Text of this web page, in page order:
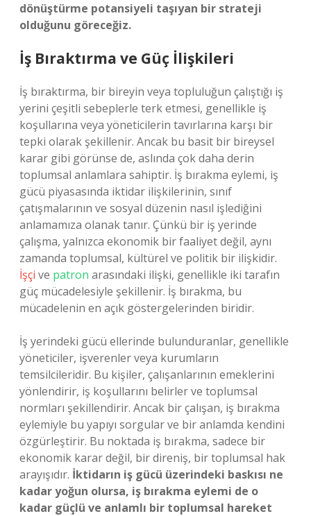
dönüştürme potansiyeli taşıyan bir strateji
olduğunu göreceğiz.
İş Bıraktırma ve Güç İlişkileri
İş bıraktırma, bir bireyin veya topluluğun çalıştığı iş
yerini çeşitli sebeplerle terk etmesi, genellikle iş
koşullarına veya yöneticilerin tavırlarına karşı bir
tepki olarak şekillenir. Ancak bu basit bir bireysel
karar gibi görünse de, aslında çok daha derin
toplumsal anlamlara sahiptir. İş bırakma eylemi, iş
gücü piyasasında iktidar ilişkilerinin, sınıf
çatışmalarının ve sosyal düzenin nasıl işlediğini
anlamamıza olanak tanır. Çünkü bir iş yerinde
çalışma, yalnızca ekonomik bir faaliyet değil, aynı
zamanda toplumsal, kültürel ve politik bir ilişkidir.
İşçi ve patron arasındaki ilişki, genellikle iki tarafın
güç mücadelesiyle şekillenir. İş bırakma, bu
mücadelenin en açık göstergelerinden biridir.
İş yerindeki gücü ellerinde bulunduranlar, genellikle
yöneticiler, işverenler veya kurumların
temsilcileridir. Bu kişiler, çalışanlarının emeklerini
yönlendirir, iş koşullarını belirler ve toplumsal
normları şekillendirir. Ancak bir çalışan, iş bırakma
eylemiyle bu yapıyı sorgular ve bir anlamda kendini
özgürleştirir. Bu noktada iş bırakma, sadece bir
ekonomik karar değil, bir direniş, bir toplumsal hak
arayışıdır. İktidarın iş gücü üzerindeki baskısı ne
kadar yoğun olursa, iş bırakma eylemi de o
kadar güçlü ve anlamlı bir toplumsal hareket